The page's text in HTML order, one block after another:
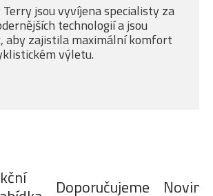
jsou vyvíjena specialisty za
technologií a jsou
aby zajistila maximální komfort
výletu.
Doporučujeme